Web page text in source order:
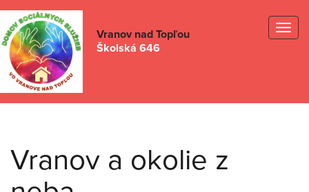
Vranov nad Topľou
Školská 646
Vranov a okolie z